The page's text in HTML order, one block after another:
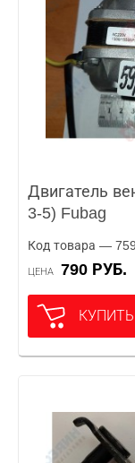
Двигатель
3-5) Fubag
Код товара —
ЦЕНА 790 РУБ.
КУПИТЬ